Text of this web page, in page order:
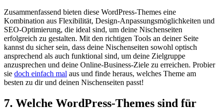
Zusammenfassend bieten diese WordPress-Themes⁢ eine
‌Kombination aus Flexibilität, Design-Anpassungsmöglichkeiten⁤ und
SEO-Optimierung, die ideal sind, um deine Nischenseiten
erfolgreich zu gestalten. Mit den richtigen Tools an deiner ​Seite⁢
kannst du sicher sein,‍ dass deine Nischenseiten sowohl optisch
ansprechend als auch funktional sind, um deine Zielgruppe
anzusprechen und deine Online-Business-Ziele ‍zu ‌erreichen. Probier
sie doch einfach mal aus und finde heraus, welches Theme am
besten​ zu dir ⁣und deinen Nischenseiten passt!
7. Welche WordPress-Themes sind⁣ für